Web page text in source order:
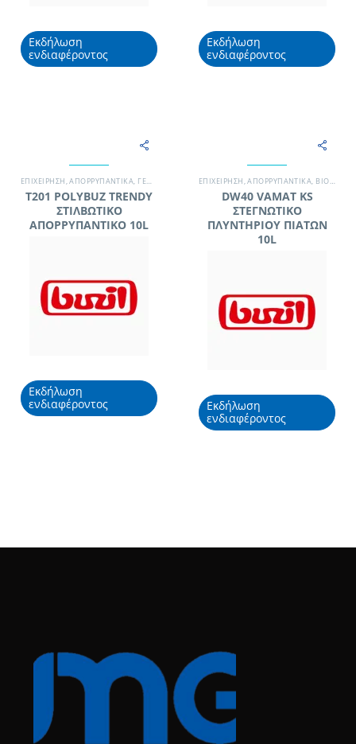
Εκδήλωση
ενδιαφέροντος
Εκδήλωση
ενδιαφέροντος
EΠΙΧΕΊΡΗΣΗ,ΑΠΟΡΡΥΠΑΝΤΙΚΆ, ΓΕΝΙΚΉΣ ΧΡΉΣΗΣ / ΔΆΠΕΔΑ ,ΜΟΝΆΔΑ ΥΓΕΊΑΣ,ΞΕΝΟΔΟΧΕΊΟ
T201 POLYBUZ TRENDY
ΣΤΙΛΒΩΤΙΚΟ
ΑΠΟΡΡΥΠΑΝΤΙΚΟ 10L
Εκδήλωση
ενδιαφέροντος
EΠΙΧΕΊΡΗΣΗ,ΑΠΟΡΡΥΠΑΝΤΙΚΆ, ΒΙΟΜΗΧΑΝΊΑ ΤΡΟΦΊΜΩΝ
DW40 VAMAT KS
ΣΤΕΓΝΩΤΙΚΟ
ΠΛΥΝΤΗΡΙΟΥ ΠΙΑΤΩΝ
10L
Εκδήλωση
ενδιαφέροντος